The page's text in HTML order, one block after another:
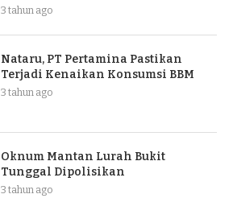
3 tahun ago
Nataru, PT Pertamina Pastikan
Terjadi Kenaikan Konsumsi BBM
3 tahun ago
Oknum Mantan Lurah Bukit
Tunggal Dipolisikan
3 tahun ago